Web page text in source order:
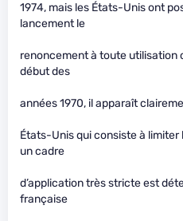
1974, mais les États-Unis ont
lancement le
renoncement à toute utilisation
début des
années 1970, il apparaît
États-Unis qui consiste à limiter
un cadre
d’application très stricte est
française